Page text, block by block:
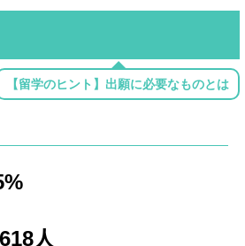
【留学のヒント】出願に必要なものとは
人